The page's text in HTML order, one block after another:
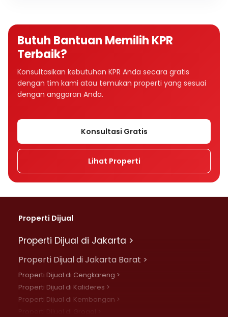
Butuh Bantuan Memilih KPR
Terbaik?
Konsultasikan kebutuhan KPR Anda secara gratis
dengan tim kami atau temukan properti yang sesuai
dengan anggaran Anda.
Konsultasi Gratis
Lihat Properti
Properti Dijual
Properti Dijual di Jakarta >
Properti Dijual di Jakarta Barat >
Properti Dijual di Cengkareng >
Properti Dijual di Kalideres >
Properti Dijual di Kembangan >